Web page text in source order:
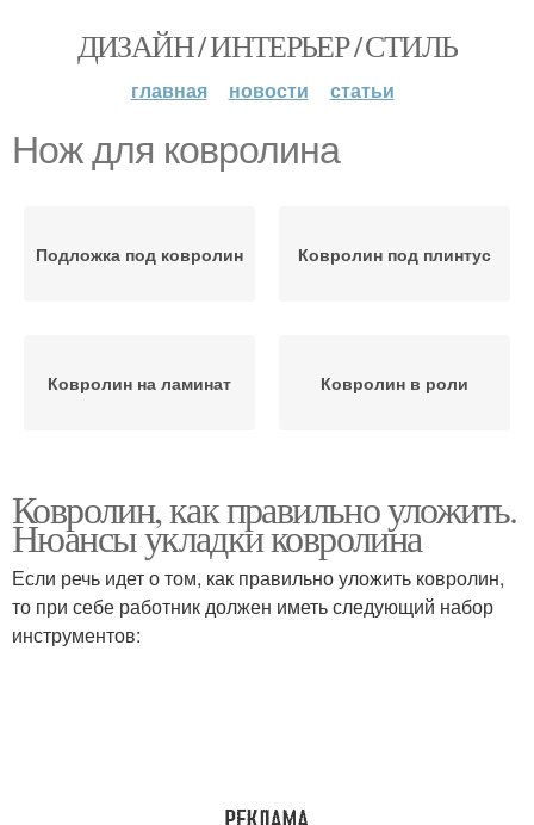
ДИЗАЙН / ИНТЕРЬЕР / СТИЛЬ
главная новости статьи
Нож для ковролина
Подложка под ковролин Ковролин под плинтус
Ковролин на ламинат Ковролин в роли
Ковролин, как правильно уложить.
Нюансы укладки ковролина
Если речь идет о том, как правильно уложить ковролин,
то при себе работник должен иметь следующий набор
инструментов: